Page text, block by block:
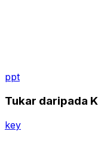
ppt
Tukar daripada
key